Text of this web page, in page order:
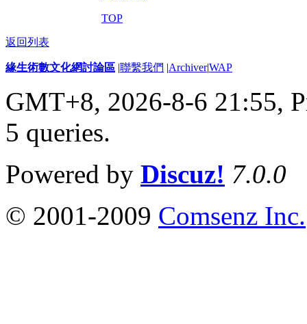
TOP
返回列表
緣生術數文化網討論區 |聯繫我們 |Archiver|WAP
GMT+8, 2026-8-6 21:55,
5 queries.
Powered by Discuz! 7.0.0
© 2001-2009 Comsenz Inc.